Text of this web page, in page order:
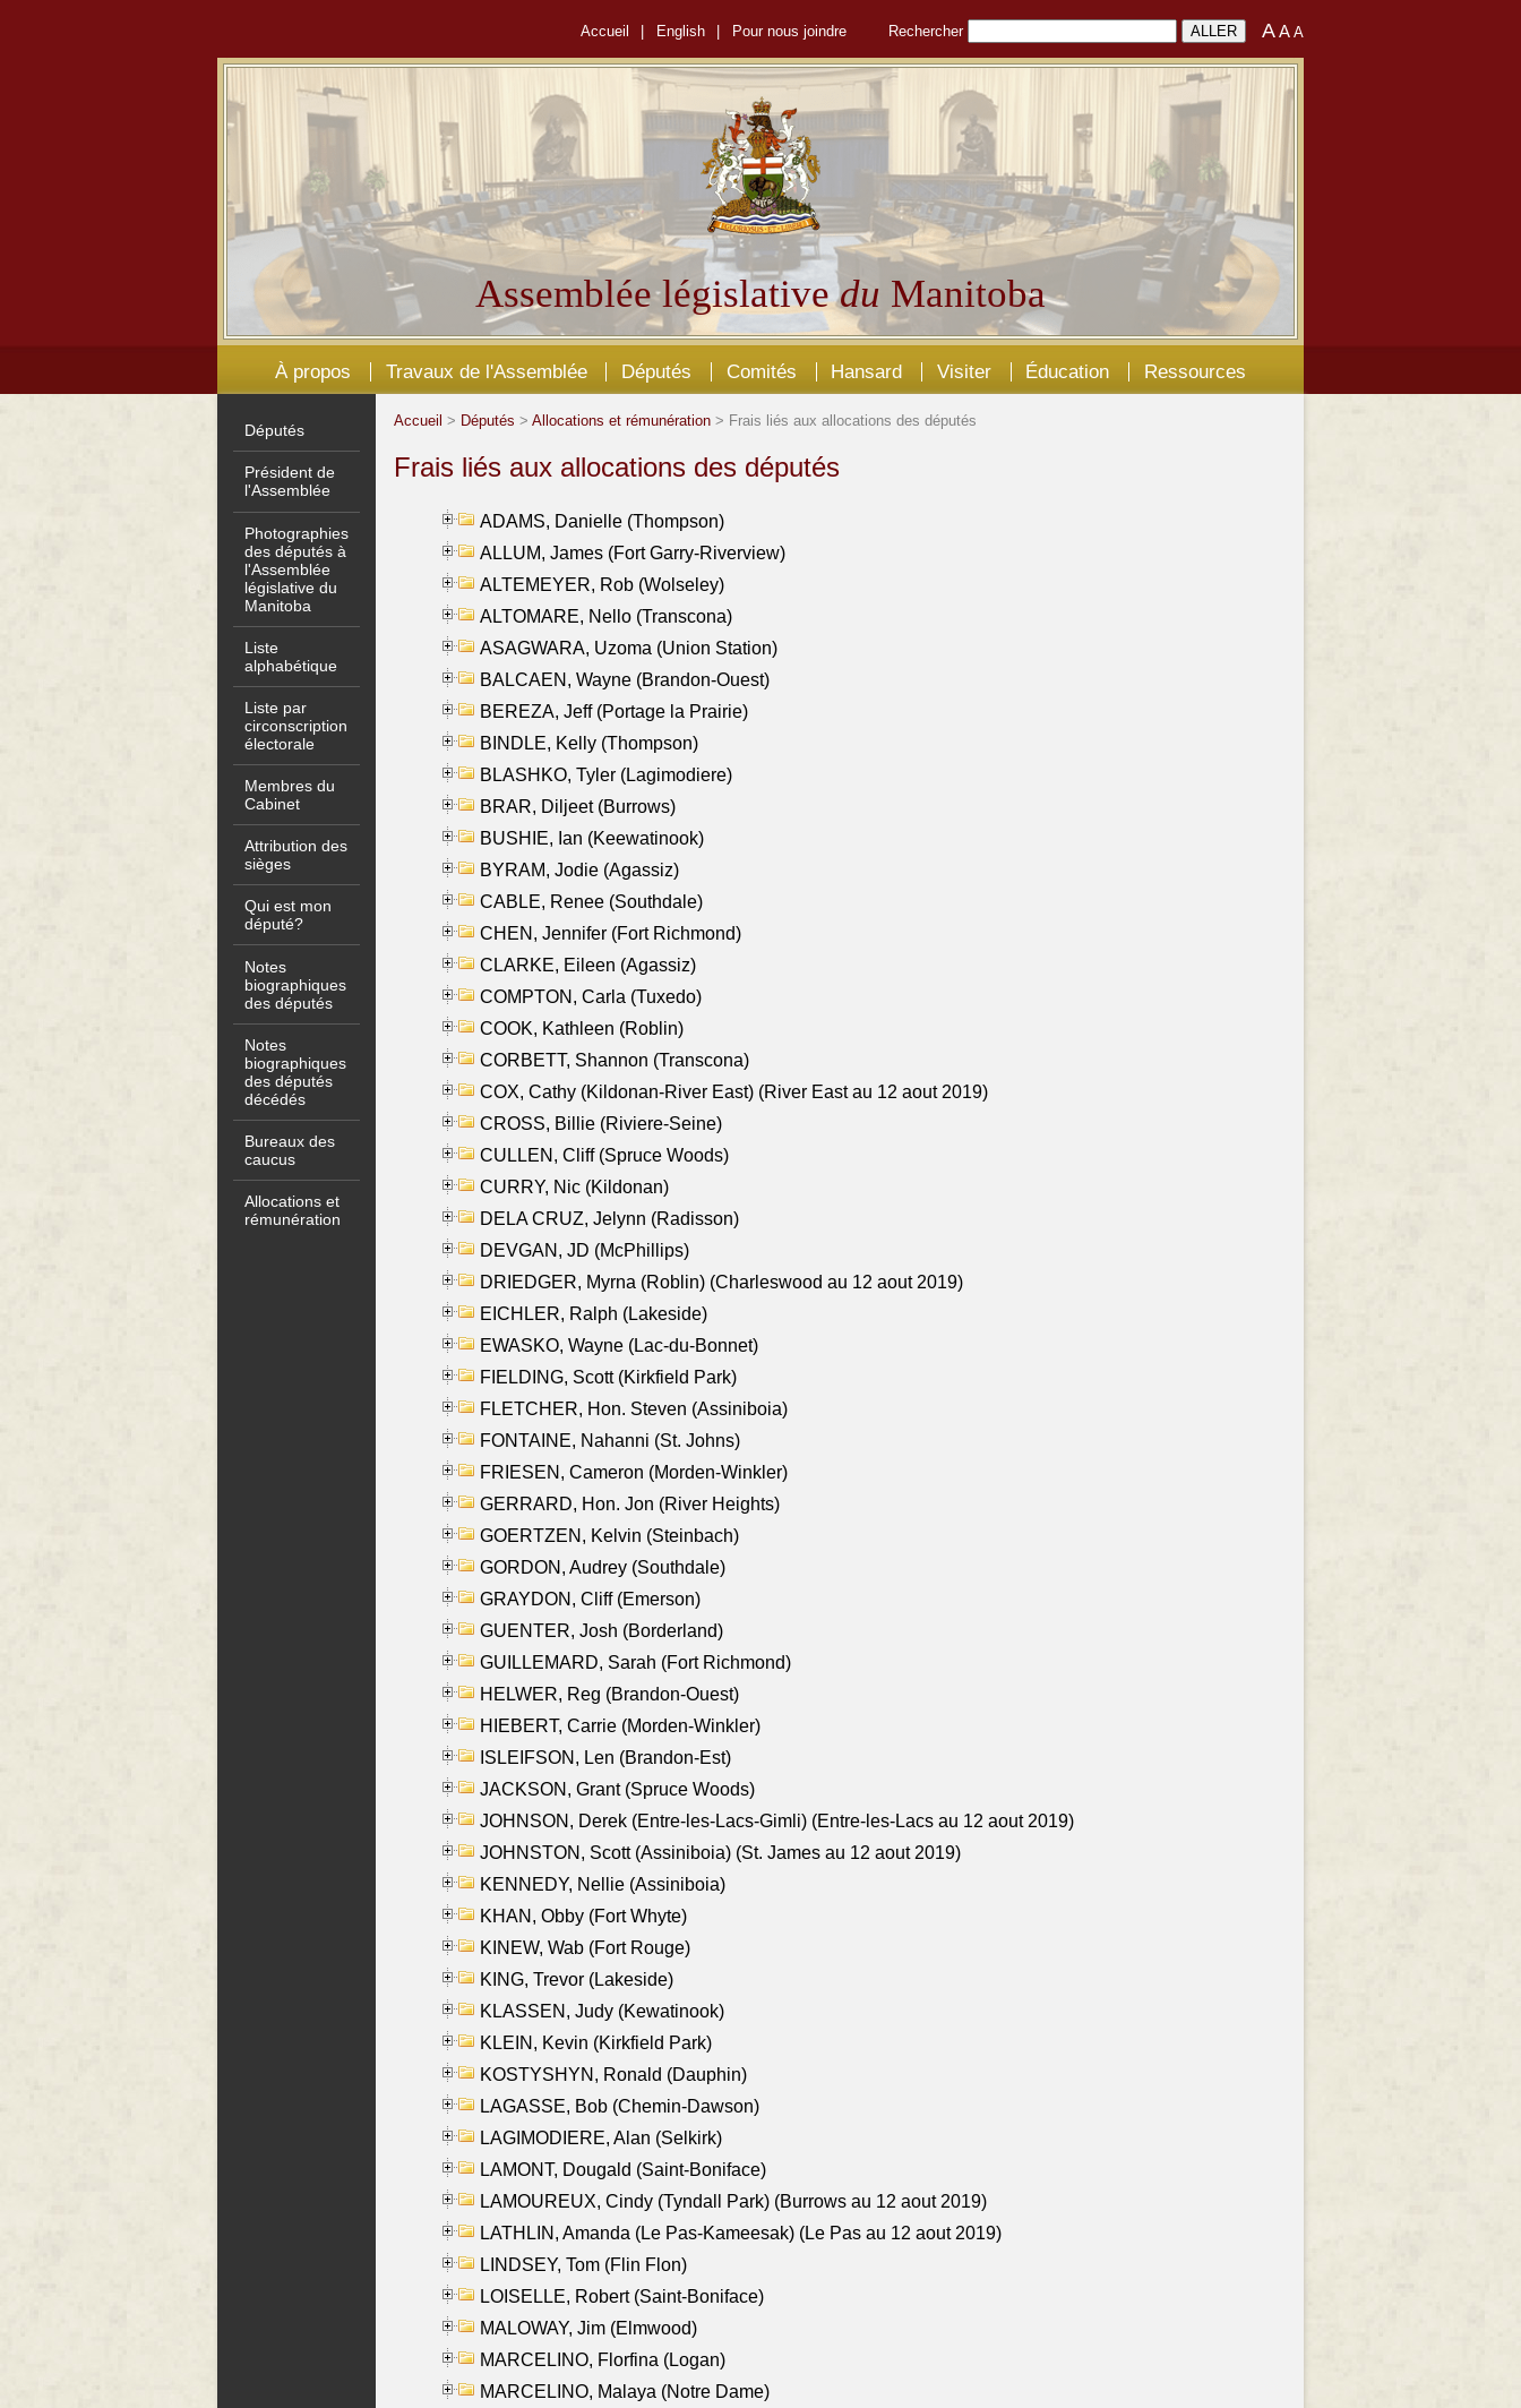
Accueil English Pour nous joindre Rechercher AA A
Assemblée législativedu Manitoba
À propos Travaux de l'Assemblée Députés Comités Hansard Visiter Éducation Ressources
Députés
Président de
l'Assemblée
Photographies
des députés à
l'Assemblée
législative du
Manitoba
Liste
alphabétique
Liste par
circonscription
électorale
Membres du
Cabinet
Attribution des
sièges
Qui est mon
député?
Notes
biographiques
des députés
Notes
biographiques
des députés
décédés
Bureaux des
caucus
Allocations et
rémunération
Accueil > Députés > Allocations et rémunération > Frais liés aux allocations des députés
Frais liés aux allocations des députés
ADAMS, Danielle (Thompson)
ALLUM, James (Fort Garry-Riverview)
ALTEMEYER, Rob (Wolseley)
ALTOMARE, Nello (Transcona)
ASAGWARA, Uzoma (Union Station)
BALCAEN, Wayne (Brandon-Ouest)
BEREZA, Jeff (Portage la Prairie)
BINDLE, Kelly (Thompson)
BLASHKO, Tyler (Lagimodiere)
BRAR, Diljeet (Burrows)
BUSHIE, Ian (Keewatinook)
BYRAM, Jodie (Agassiz)
CABLE, Renee (Southdale)
CHEN, Jennifer (Fort Richmond)
CLARKE, Eileen (Agassiz)
COMPTON, Carla (Tuxedo)
COOK, Kathleen (Roblin)
CORBETT, Shannon (Transcona)
COX, Cathy (Kildonan-River East) (River East au 12 aout 2019)
CROSS, Billie (Riviere-Seine)
CULLEN, Cliff (Spruce Woods)
CURRY, Nic (Kildonan)
DELA CRUZ, Jelynn (Radisson)
DEVGAN, JD (McPhillips)
DRIEDGER, Myrna (Roblin) (Charleswood au 12 aout 2019)
EICHLER, Ralph (Lakeside)
EWASKO, Wayne (Lac-du-Bonnet)
FIELDING, Scott (Kirkfield Park)
FLETCHER, Hon. Steven (Assiniboia)
FONTAINE, Nahanni (St. Johns)
FRIESEN, Cameron (Morden-Winkler)
GERRARD, Hon. Jon (River Heights)
GOERTZEN, Kelvin (Steinbach)
GORDON, Audrey (Southdale)
GRAYDON, Cliff (Emerson)
GUENTER, Josh (Borderland)
GUILLEMARD, Sarah (Fort Richmond)
HELWER, Reg (Brandon-Ouest)
HIEBERT, Carrie (Morden-Winkler)
ISLEIFSON, Len (Brandon-Est)
JACKSON, Grant (Spruce Woods)
JOHNSON, Derek (Entre-les-Lacs-Gimli) (Entre-les-Lacs au 12 aout 2019)
JOHNSTON, Scott (Assiniboia) (St. James au 12 aout 2019)
KENNEDY, Nellie (Assiniboia)
KHAN, Obby (Fort Whyte)
KINEW, Wab (Fort Rouge)
KING, Trevor (Lakeside)
KLASSEN, Judy (Kewatinook)
KLEIN, Kevin (Kirkfield Park)
KOSTYSHYN, Ronald (Dauphin)
LAGASSE, Bob (Chemin-Dawson)
LAGIMODIERE, Alan (Selkirk)
LAMONT, Dougald (Saint-Boniface)
LAMOUREUX, Cindy (Tyndall Park) (Burrows au 12 aout 2019)
LATHLIN, Amanda (Le Pas-Kameesak) (Le Pas au 12 aout 2019)
LINDSEY, Tom (Flin Flon)
LOISELLE, Robert (Saint-Boniface)
MALOWAY, Jim (Elmwood)
MARCELINO, Florfina (Logan)
MARCELINO, Malaya (Notre Dame)